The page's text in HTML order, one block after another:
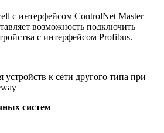
с интерфейсом ControlNet Master —
возможность подключить
с интерфейсом Profibus.
систем